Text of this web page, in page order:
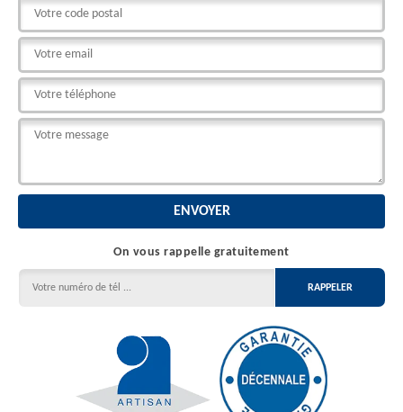
On vous rappelle gratuitement